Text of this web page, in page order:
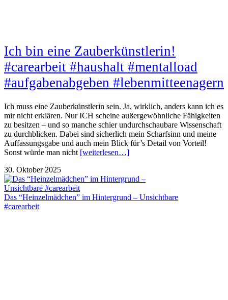
Ich bin eine Zauberkünstlerin!
#carearbeit #haushalt #mentalload
#aufgabenabgeben #lebenmitteenagern
Ich muss eine Zauberkünstlerin sein. Ja, wirklich, anders kann ich es
mir nicht erklären. Nur ICH scheine außergewöhnliche Fähigkeiten
zu besitzen – und so manche schier undurchschaubare Wissenschaft
zu durchblicken. Dabei sind sicherlich mein Scharfsinn und meine
Auffassungsgabe und auch mein Blick für’s Detail von Vorteil!
Sonst würde man nicht [weiterlesen…]
30. Oktober 2025
Das “Heinzelmädchen” im Hintergrund – Unsichtbare
#carearbeit